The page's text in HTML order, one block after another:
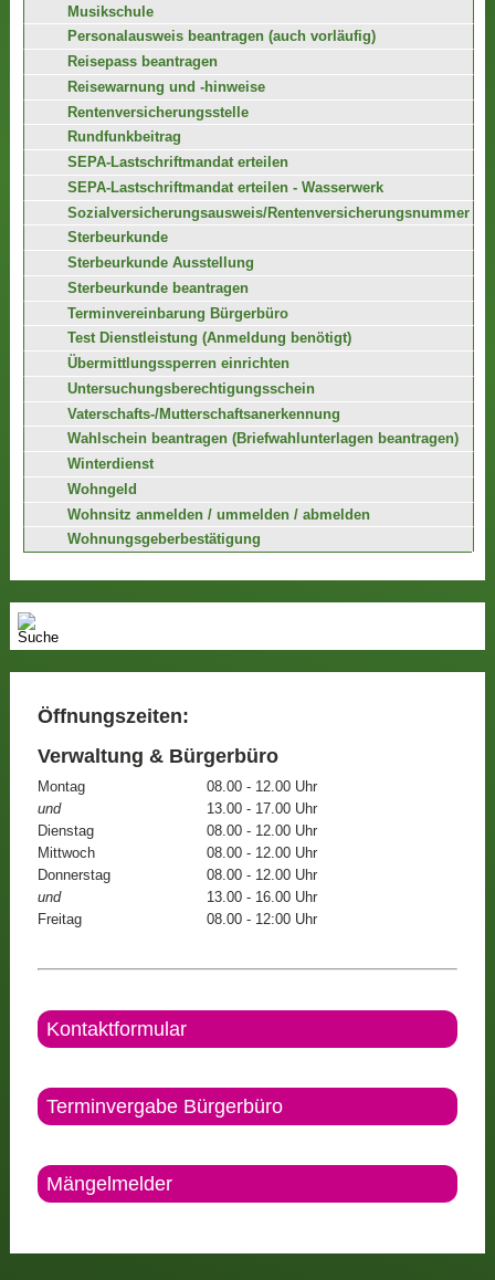
Musikschule
Personalausweis beantragen (auch vorläufig)
Reisepass beantragen
Reisewarnung und -hinweise
Rentenversicherungsstelle
Rundfunkbeitrag
SEPA-Lastschriftmandat erteilen
SEPA-Lastschriftmandat erteilen - Wasserwerk
Sozialversicherungsausweis/Rentenversicherungsnummer
Sterbeurkunde
Sterbeurkunde Ausstellung
Sterbeurkunde beantragen
Terminvereinbarung Bürgerbüro
Test Dienstleistung (Anmeldung benötigt)
Übermittlungssperren einrichten
Untersuchungsberechtigungsschein
Vaterschafts-/Mutterschaftsanerkennung
Wahlschein beantragen (Briefwahlunterlagen beantragen)
Winterdienst
Wohngeld
Wohnsitz anmelden / ummelden / abmelden
Wohnungsgeberbestätigung
Öffnungszeiten:
Verwaltung & Bürgerbüro
Montag
08.00 - 12.00 Uhr
und
13.00 - 17.00 Uhr
Dienstag
08.00 - 12.00 Uhr
Mittwoch
08.00 - 12.00 Uhr
Donnerstag
08.00 - 12.00 Uhr
und
13.00 - 16.00 Uhr
Freitag
08.00 - 12:00 Uhr
Kontaktformular
Terminvergabe Bürgerbüro
Mängelmelder